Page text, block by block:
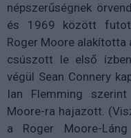
népszerűségnek
és 1969 között
Roger Moore
csúszott le első
végül Sean Connery
Ian Flemming
Moore-ra hajazott.
a Roger Moore-